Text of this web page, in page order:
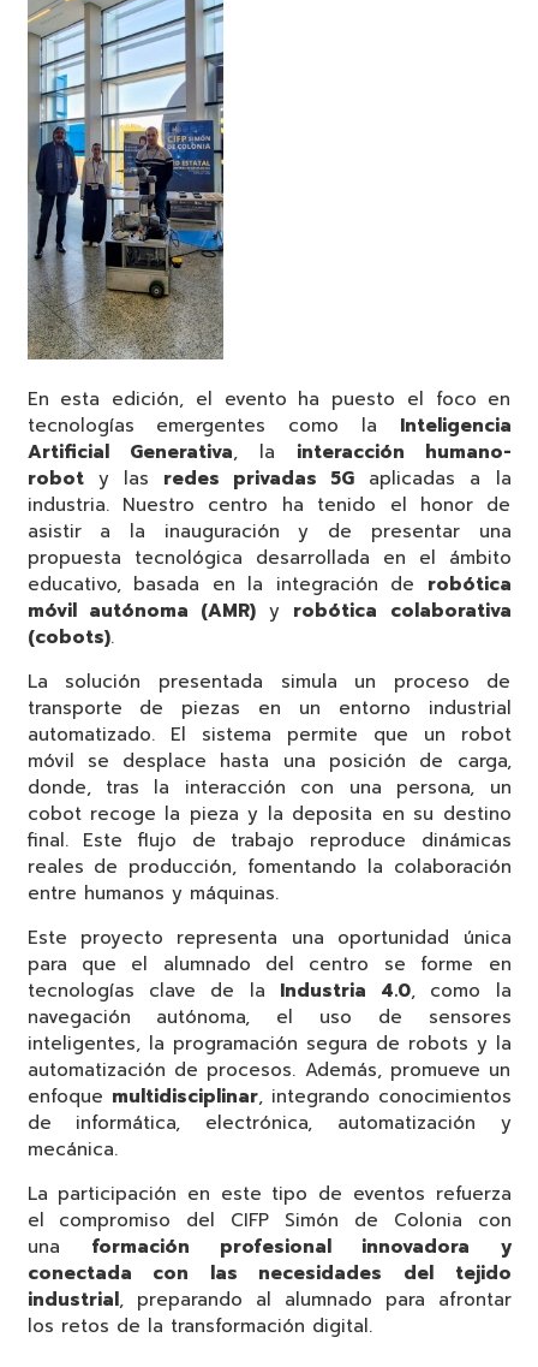
En esta edición, el evento ha puesto el foco en
tecnologías emergentes como la
Inteligencia
Artificial Generativa, la
interacción humano-
roboty las redes privadas 5G aplicadas a la
industria. Nuestro centro ha tenido el honor de
asistir a la inauguración y de presentar una
propuesta tecnológica desarrollada en el ámbito
educativo, basada en la integración de robótica
móvil autónoma (AMR)y robótica colaborativa
(cobots).
La solución presentada simula un proceso de
transporte de piezas en un entorno industrial
automatizado. El sistema permite que un robot
móvil se desplace hasta una posición de carga,
donde, tras la interacción con una persona, un
cobot recoge la pieza y la deposita en su destino
final. Este flujo de trabajo reproduce dinámicas
reales de producción, fomentando la colaboración
entre humanos y máquinas.
Este proyecto representa una oportunidad única
para que el alumnado del centro se forme en
tecnologías clave de la
Industria 4.0, como la
navegación autónoma, el uso de sensores
inteligentes, la programación segura de robots y la
automatización de procesos. Además, promueve un
enfoque multidisciplinar, integrando conocimientos
de informática, electrónica, automatización y
mecánica.
La participación en este tipo de eventos refuerza
el compromiso del CIFP Simón de Colonia con
una
formación profesional innovadora y
conectada con las necesidades del tejido
industrial, preparando al alumnado para afrontar
los retos de la transformación digital.